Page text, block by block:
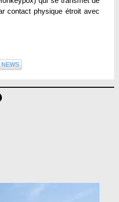
contact physique étroit avec
NEWS